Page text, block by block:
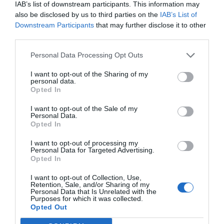
IAB’s list of downstream participants. This information may
also be disclosed by us to third parties on the IAB’s List of
Downstream Participants that may further disclose it to other
Personal Data Processing Opt Outs
I want to opt-out of the Sharing of my
personal data.
Opted In
I want to opt-out of the Sale of my
Personal Data.
Opted In
I want to opt-out of processing my
Personal Data for Targeted Advertising.
Opted In
I want to opt-out of Collection, Use,
Retention, Sale, and/or Sharing of my
Personal Data that Is Unrelated with the
Purposes for which it was collected.
Opted Out
AfegirVIA Empresacom a font preferida de
ACTIVAR ARA
RELACIONADES